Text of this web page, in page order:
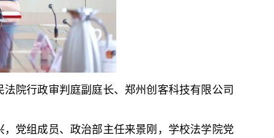
院行政审判庭副庭长、郑州创客科技有限公司
党组成员、政治部主任来景刚，学校法学院党